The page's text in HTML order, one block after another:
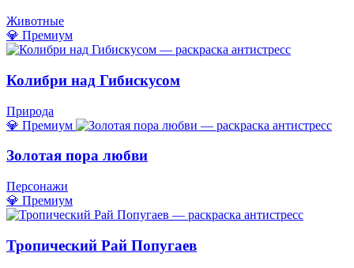
Животные
💎 Премиум
Колибри над Гибискусом
Природа
💎 Премиум
Золотая пора любви
Персонажи
💎 Премиум
Тропический Рай Попугаев